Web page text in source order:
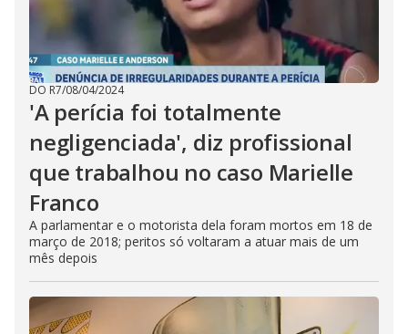
DO R7/08/04/2024
'A perícia foi totalmente
negligenciada', diz profissional
que trabalhou no caso Marielle
Franco
A parlamentar e o motorista dela foram mortos em 18 de
março de 2018; peritos só voltaram a atuar mais de um
mês depois